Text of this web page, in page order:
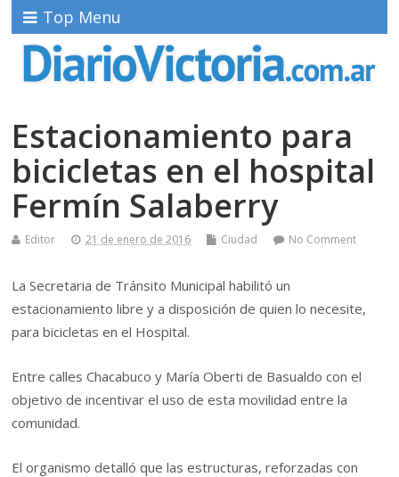
Top Menu
Estacionamiento para
bicicletas en el hospital
Fermín Salaberry
Editor 21 de enero de 2016 Ciudad No Comment
La Secretaria de Tránsito Municipal habilitó un
estacionamiento libre y a disposición de quien lo necesite,
para bicicletas en el Hospital.
Entre calles Chacabuco y María Oberti de Basualdo con el
objetivo de incentivar el uso de esta movilidad entre la
comunidad.
El organismo detalló que las estructuras, reforzadas con